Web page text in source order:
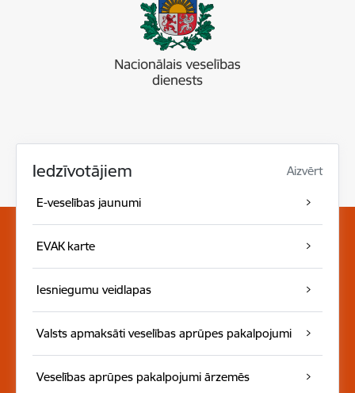
Iedzīvotājiem Aizvērt
E-veselības jaunumi
EVAK karte
Iesniegumu veidlapas
Valsts apmaksāti veselības aprūpes pakalpojumi
Veselības aprūpes pakalpojumi ārzemēs